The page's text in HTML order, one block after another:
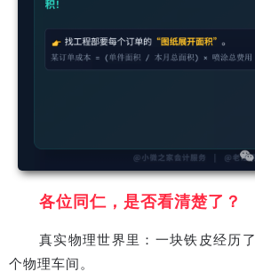
各位同仁，是否看清楚了？
真实物理世界里：一块铁皮经历了
个物理车间。